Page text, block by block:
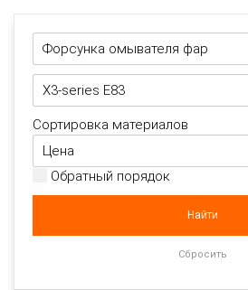
Сортировка материалов
Обратный порядок